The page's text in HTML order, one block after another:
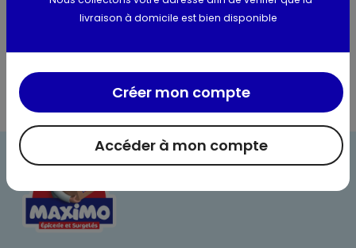
livraison à domicile est bien disponible
Accéder à mon compte
Créer mon compte